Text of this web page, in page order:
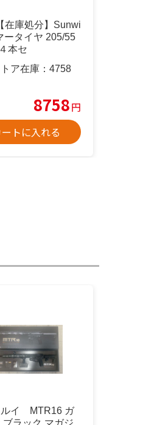
在庫処分】Sunwi
ータイヤ 205/55
本セ
ア在庫： 4758
8758円
ートに入れる
ルイ MTR16 ガ